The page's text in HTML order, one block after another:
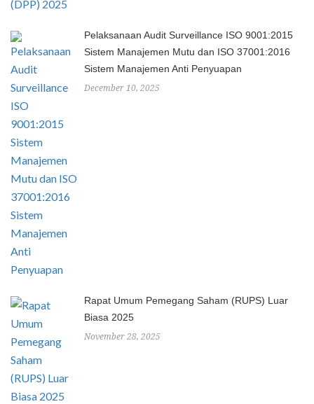
Pelaksanaan Audit Surveillance ISO 9001:2015
Sistem Manajemen Mutu dan ISO 37001:2016
Sistem Manajemen Anti Penyuapan
December 10, 2025
Rapat Umum Pemegang Saham (RUPS) Luar
Biasa 2025
November 28, 2025